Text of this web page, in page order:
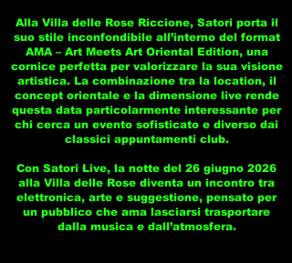
Alla Villa delle Rose Riccione, Satori porta il
suo stile inconfondibile all’interno del format
AMA – Art Meets Art Oriental Edition, una
cornice perfetta per valorizzare la sua visione
artistica. La combinazione tra la location, il
concept orientale e la dimensione live rende
questa data particolarmente interessante per
chi cerca un evento sofisticato e diverso dai
classici appuntamenti club.
Con Satori Live, la notte del 26 giugno 2026
alla Villa delle Rose diventa un incontro tra
elettronica, arte e suggestione, pensato per
un pubblico che ama lasciarsi trasportare
dalla musica e dall’atmosfera.